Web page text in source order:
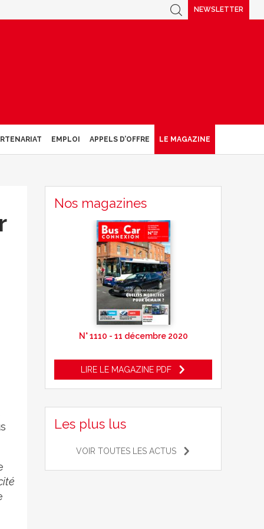
NEWSLETTER
EMPLOI APPELS D’OFFRE LE MAGAZINE
Nos magazines
N° 1110 - 11 décembre 2020
LIRE LE MAGAZINE PDF
Les plus lus
VOIR TOUTES LES ACTUS